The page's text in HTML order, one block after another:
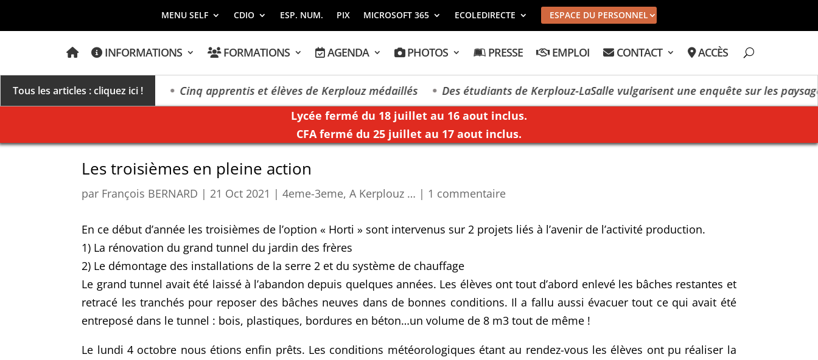
MENU SELF CDIO ESP. NUM. PIX MICROSOFT 365 ECOLEDIRECTE ESPACE DU PERSONNEL
A
U
E
I
L
INFORMATIONS FORMATIONS AGENDA PHOTOS PRESSE EMPLOI CONTACT ACCÈS
Tous les articles : cliquez ici !
millésime des extrêmes » Cinq apprentis et élèves de Kerplouz médaillés
Des étudiants de Kerplouz-LaSalle vulgarisent une enquête sur les paysages
Lycée fermé du 18 juillet au 16 aout inclus.
CFA fermé du 25 juillet au 17 aout inclus.
Les troisièmes en pleine action
par François BERNARD | 21 Oct 2021 |4eme-3eme,A Kerplouz … | 1 commentaire
En ce début d’année les troisièmes de l’option « Horti » sont intervenus sur 2 projets liés à l’avenir de l’activité production.
1) La rénovation du grand tunnel du jardin des frères
2) Le démontage des installations de la serre 2 et du système de chauffage
Le grand tunnel avait été laissé à l’abandon depuis quelques années. Les élèves ont tout d’abord enlevé les bâches restantes et
retracé les tranchés pour reposer des bâches neuves dans de bonnes conditions. Il a fallu aussi évacuer tout ce qui avait été
entreposé dans le tunnel : bois, plastiques, bordures en béton…un volume de 8 m3 tout de même !
Le lundi 4 octobre nous étions enfin prêts. Les conditions météorologiques étant au rendez-vous les élèves ont pu réaliser la